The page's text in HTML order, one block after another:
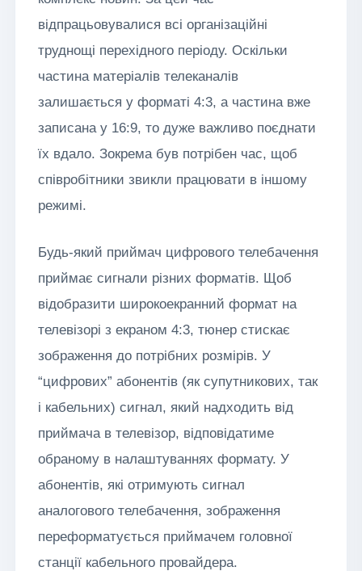
відпрацьовувалися всі організаційні
труднощі перехідного періоду. Оскільки
частина матеріалів телеканалів
залишається у форматі 4:3, а частина вже
записана у 16:9, то дуже важливо поєднати
їх вдало. Зокрема був потрібен час, щоб
співробітники звикли працювати в іншому
режимі.
Будь-який приймач цифрового телебачення
приймає сигнали різних форматів. Щоб
відобразити широкоекранний формат на
телевізорі з екраном 4:3, тюнер стискає
зображення до потрібних розмірів. У
“цифрових” абонентів (як супутникових, так
і кабельних) сигнал, який надходить від
приймача в телевізор, відповідатиме
обраному в налаштуваннях формату. У
абонентів, які отримують сигнал
аналогового телебачення, зображення
переформатується приймачем головної
станції кабельного провайдера.